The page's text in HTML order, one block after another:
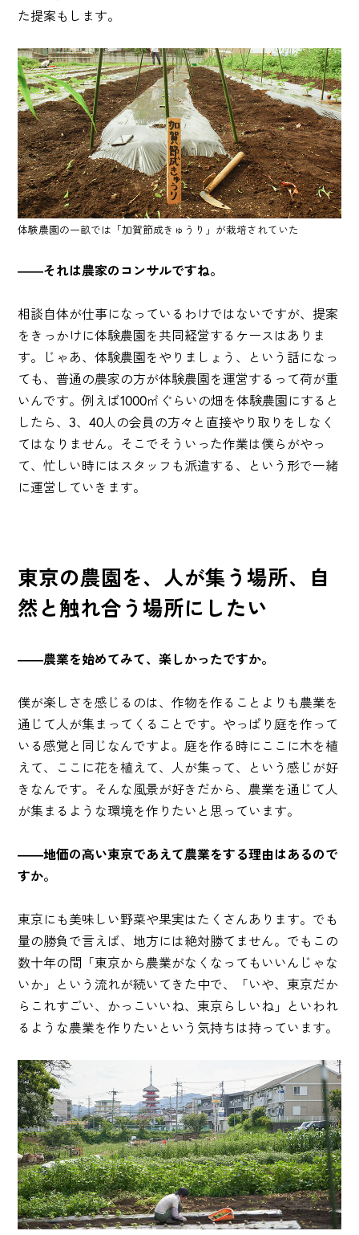
た提案もします。
体験農園の一畝では「加賀節成きゅうり」が栽培されていた
――それは農家のコンサルですね。
相談自体が仕事になっているわけではないですが、提案
をきっかけに体験農園を共同経営するケースはありま
す。じゃあ、体験農園をやりましょう、という話になっ
ても、普通の農家の方が体験農園を運営するって荷が重
いんです。例えば1000㎡ ぐらいの畑を体験農園にすると
したら、3、40人の会員の方々と直接やり取りをしなく
てはなりません。そこでそういった作業は僕らがやっ
て、忙しい時にはスタッフも派遣する、という形で一緒
に運営していきます。
東京の農園を、人が集う場所、自
然と触れ合う場所にしたい
――農業を始めてみて、楽しかったですか。
僕が楽しさを感じるのは、作物を作ることよりも農業を
通じて人が集まってくることです。やっぱり庭を作って
いる感覚と同じなんですよ。庭を作る時にここに木を植
えて、ここに花を植えて、人が集って、という感じが好
きなんです。そんな風景が好きだから、農業を通じて人
が集まるような環境を作りたいと思っています。
――地価の高い東京であえて農業をする理由はあるので
すか。
東京にも美味しい野菜や果実はたくさんあります。でも
量の勝負で言えば、地方には絶対勝てません。でもこの
数十年の間「東京から農業がなくなってもいいんじゃな
いか」という流れが続いてきた中で、「いや、東京だか
らこれすごい、かっこいいね、東京らしいね」といわれ
るような農業を作りたいという気持ちは持っています。